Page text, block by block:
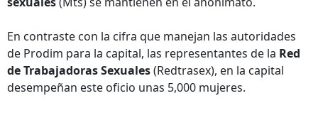
En contraste con la cifra que manejan las autoridades
de Prodim para la capital, las representantes de la Red
de Trabajadoras Sexuales(Redtrasex), en la capital
desempeñan este oficio unas 5,000 mujeres.